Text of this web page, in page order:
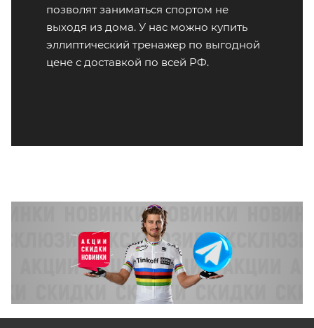
позволят заниматься спортом не
выходя из дома. У нас можно купить
эллиптический тренажер по выгодной
цене с доставкой по всей РФ.